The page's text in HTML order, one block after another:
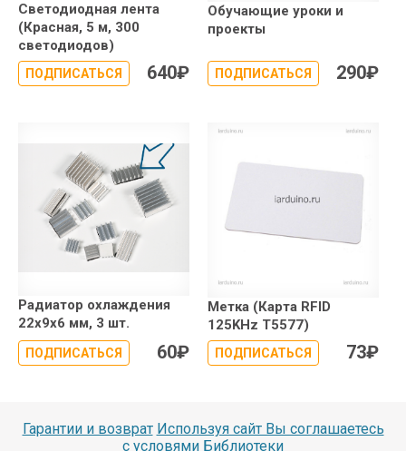
Светодиодная лента
(Красная, 5 м, 300
светодиодов)
ПОДПИСАТЬСЯ 640₽
Обучающие уроки и
проекты
ПОДПИСАТЬСЯ 290₽
Радиатор охлаждения
22x9x6 мм, 3 шт.
ПОДПИСАТЬСЯ 60₽
Метка (Карта RFID
125KHz T5577)
ПОДПИСАТЬСЯ 73₽
Гарантии и возврат Используя сайт Вы соглашаетесь
с условями Библиотеки